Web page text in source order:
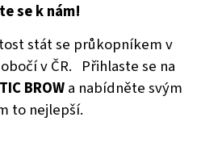
se k nám!
stát se průkopníkem v
v ČR. Přihlaste se na
BROWa nabídněte svým
to nejlepší.